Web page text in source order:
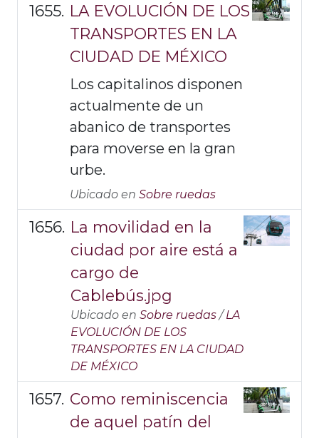
LA EVOLUCIÓN DE LOS
TRANSPORTES EN LA
CIUDAD DE MÉXICO
Los capitalinos disponen
actualmente de un
abanico de transportes
para moverse en la gran
urbe.
Ubicado en Sobre ruedas
La movilidad en la
ciudad por aire está a
cargo de
Cablebús.jpg
Ubicado en Sobre ruedas /LA
EVOLUCIÓN DE LOS
TRANSPORTES EN LA CIUDAD
DE MÉXICO
Como reminiscencia
de aquel patín del